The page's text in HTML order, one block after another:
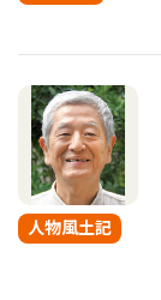
人物風土記